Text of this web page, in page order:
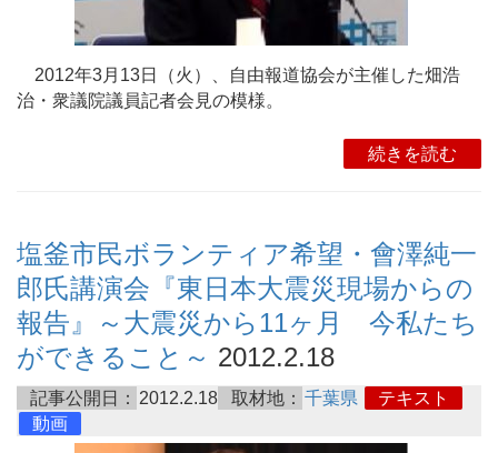
2012年3月13日（火）、自由報道協会が主催した畑浩
治・衆議院議員記者会見の模様。
続きを読む
塩釜市民ボランティア希望・會澤純一
郎氏講演会『東日本大震災現場からの
報告』～大震災から11ヶ月 今私たち
ができること～ 2012.2.18
記事公開日： 2012.2.18 取材地： 千葉県
テキスト
動画